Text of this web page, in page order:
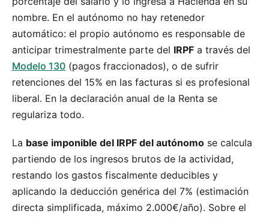
nombre. En el autónomo no hay retenedor
automático: el propio autónomo es responsable de
anticipar trimestralmente parte del IRPF a través del
Modelo 130 (pagos fraccionados), o de sufrir
retenciones del 15% en las facturas si es profesional
liberal. En la declaración anual de la Renta se
regulariza todo.
La base imponible del IRPF del autónomo se calcula
partiendo de los ingresos brutos de la actividad,
restando los gastos fiscalmente deducibles y
aplicando la deducción genérica del 7% (estimación
directa simplificada, máximo 2.000€/año). Sobre el